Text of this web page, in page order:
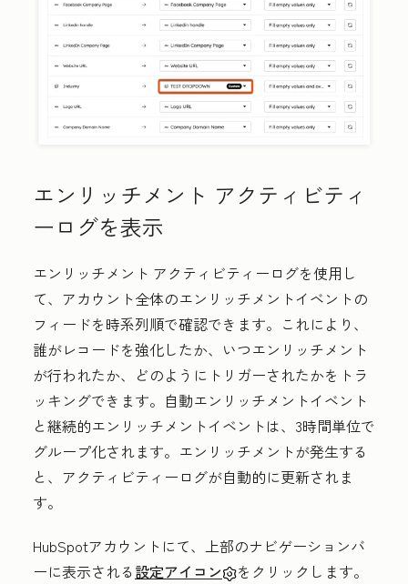
エンリッチメント アクティビティ
ーログを表示
エンリッチメント アクティビティーログを使用し
て、アカウント全体のエンリッチメントイベントの
フィードを時系列順で確認できます。これにより、
誰がレコードを強化したか、いつエンリッチメント
が行われたか、どのようにトリガーされたかをトラ
ッキングできます。自動エンリッチメントイベント
と継続的エンリッチメントイベントは、3時間単位で
グループ化されます。エンリッチメントが発生する
と、アクティビティーログが自動的に更新されま
す。
HubSpotアカウントにて、上部のナビゲーションバ
ーに表示される設定アイコン
をクリックします。